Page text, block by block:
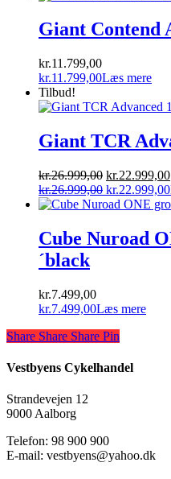
Giant Contend
kr.11.799,00
kr.11.799,00Læs mere
Tilbud!
Giant TCR
kr.26.999,00 Den
oprindelige
pris
kr.22.999,00
kr.26.999,00 Den
oprindelige
kr.22.999,00
Cube Nuroad
´black
kr.7.499,00
kr.7.499,00Læs mere
Share
Share Share Share Pin
Vestbyens Cykelhandel
Strandevejen 12
9000 Aalborg
Telefon: 98 900 900
E-mail: vestbyens@yahoo.dk